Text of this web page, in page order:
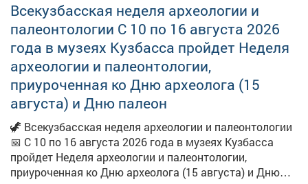
Всекузбасская неделя археологии и
палеонтологии С 10 по 16 августа 2026
года в музеях Кузбасса пройдет Неделя
археологии и палеонтологии,
приуроченная ко Дню археолога (15
августа) и Дню палеон
🦖 Всекузбасская неделя археологии и палеонтологии
📅 С 10 по 16 августа 2026 года в музеях Кузбасса
пройдет Неделя археологии и палеонтологии,
приуроченная ко Дню археолога (15 августа) и Дню